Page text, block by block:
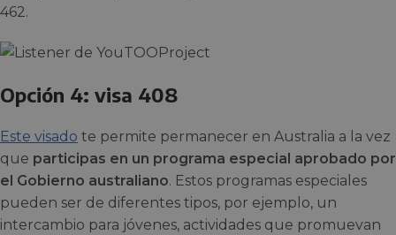
462.
Opción 4: visa 408
Este visado te permite permanecer en Australia a la vez
que participas en un programa especial aprobado por
el Gobierno australiano. Estos programas especiales
pueden ser de diferentes tipos, por ejemplo, un
intercambio para jóvenes, actividades que promuevan